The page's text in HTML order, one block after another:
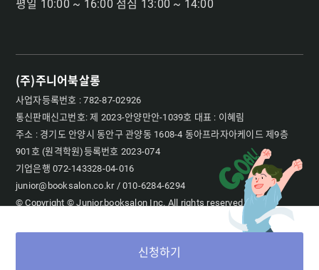
신청하기
평일 10:00 ~ 16:00 점심 13:00 ~ 14:00
(주)주니어북살롱
사업자등록번호 : 782-87-02926
통신판매신고번호: 제 2023-안양만안-1039호 대표 : 이혜림
주소 : 경기도 안양시 동안구 관양동 1608-4 동아프라자아케이드 제9층
901호 (원격학원)등록번호 2023-074
기업은행 072-143328-04-016
junior@booksalon.co.kr / 010-6284-6294
© Copyright © Junior.booksalon Inc. All rights reserved